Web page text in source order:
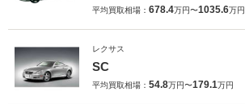
平均買取相場： 678.4万円〜1035.6万円
レクサス
SC
平均買取相場： 54.8万円〜179.1万円